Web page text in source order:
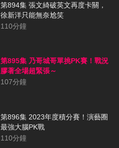
第894集 張文綺破英文再度卡關，
徐新洋只能無奈尬笑
110分鐘
第895集 乃哥城哥單挑PK賽！戰況
膠著全場超緊張～
107分鐘
第896集 2023年度積分賽！演藝圈
最強大腦PK戰
110分鐘